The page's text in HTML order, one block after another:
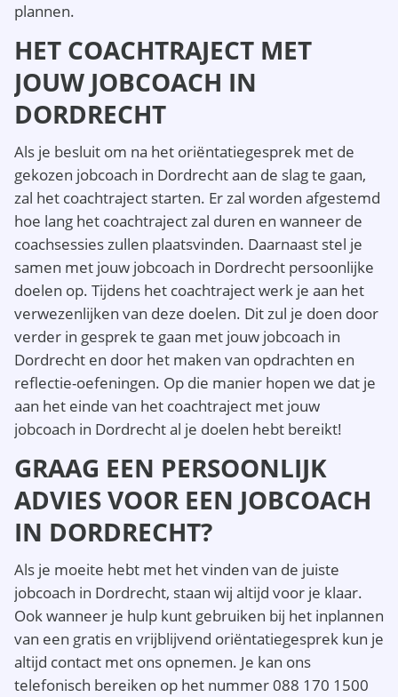
plannen.
HET COACHTRAJECT MET
JOUW JOBCOACH IN
DORDRECHT
Als je besluit om na het oriëntatiegesprek met de
gekozen jobcoach in Dordrecht aan de slag te gaan,
zal het coachtraject starten. Er zal worden afgestemd
hoe lang het coachtraject zal duren en wanneer de
coachsessies zullen plaatsvinden. Daarnaast stel je
samen met jouw jobcoach in Dordrecht persoonlijke
doelen op. Tijdens het coachtraject werk je aan het
verwezenlijken van deze doelen. Dit zul je doen door
verder in gesprek te gaan met jouw jobcoach in
Dordrecht en door het maken van opdrachten en
reflectie-oefeningen. Op die manier hopen we dat je
aan het einde van het coachtraject met jouw
jobcoach in Dordrecht al je doelen hebt bereikt!
GRAAG EEN PERSOONLIJK
ADVIES VOOR EEN JOBCOACH
IN DORDRECHT?
Als je moeite hebt met het vinden van de juiste
jobcoach in Dordrecht, staan wij altijd voor je klaar.
Ook wanneer je hulp kunt gebruiken bij het inplannen
van een gratis en vrijblijvend oriëntatiegesprek kun je
altijd contact met ons opnemen. Je kan ons
telefonisch bereiken op het nummer 088 170 1500